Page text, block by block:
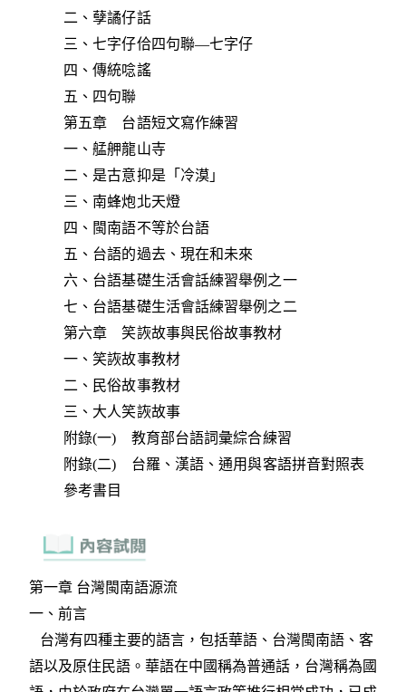
二、孽譎仔話
三、七字仔佮四句聯—七字仔
四、傳統唸謠
五、四句聯
第五章 台語短文寫作練習
一、艋舺龍山寺
二、是古意抑是「冷漠」
三、南蜂炮北天燈
四、閩南語不等於台語
五、台語的過去、現在和未來
六、台語基礎生活會話練習舉例之一
七、台語基礎生活會話練習舉例之二
第六章 笑詼故事與民俗故事教材
一、笑詼故事教材
二、民俗故事教材
三、大人笑詼故事
附錄(一) 教育部台語詞彙綜合練習
附錄(二) 台羅、漢語、通用與客語拼音對照表
參考書目